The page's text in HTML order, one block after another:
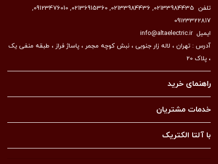
تلفن 02133984435
,
02133984436
,
02136915360
,
09123476010
,
09123322817
ایمیلinfo@altaelectric.ir
آدرس : تهران ، لاله زار جنوبی ، نبش کوچه مجمر ، پاساژ فراز ، طبقه منفی یک
، پلاک 20
راهنمای خرید
خدمات مشتریان
با آلتا الکتریک